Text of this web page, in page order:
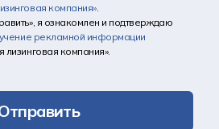
компания».
я ознакомлен и подтверждаю
рекламной информации
компания».